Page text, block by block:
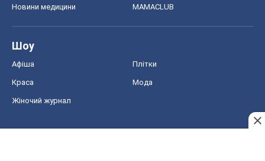
Новини медицини MAMACLUB
Шоу
Афіша Плітки
Краса Мода
Жіночий журнал